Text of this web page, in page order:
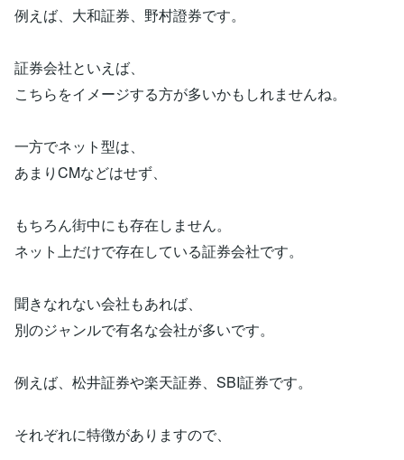
例えば、大和証券、野村證券です。
証券会社といえば、
こちらをイメージする方が多いかもしれませんね。
一方でネット型は、
あまりCMなどはせず、
もちろん街中にも存在しません。
ネット上だけで存在している証券会社です。
聞きなれない会社もあれば、
別のジャンルで有名な会社が多いです。
例えば、松井証券や楽天証券、SBI証券です。
それぞれに特徴がありますので、